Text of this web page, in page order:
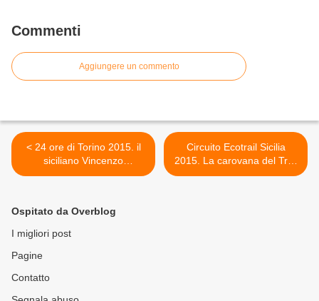
Commenti
Aggiungere un commento
< 24 ore di Torino 2015. il
siciliano Vincenzo
Ferro&friends alla gara
Circuito Ecotrail Sicilia
2015. La carovana del Trail
sbarca a Palazzo Adriano e
Ospitato da Overblog
I migliori post
Pagine
Contatto